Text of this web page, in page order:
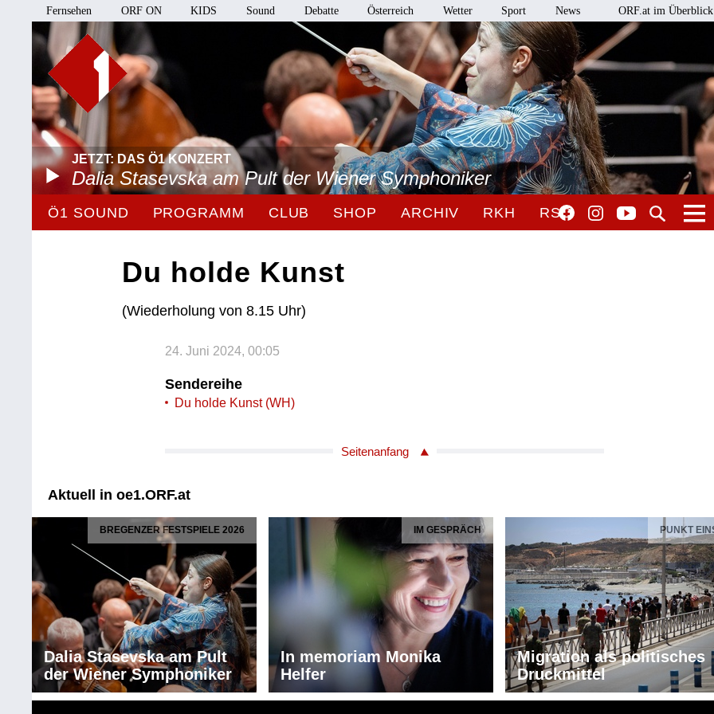
Fernsehen ORF ON KIDS Sound Debatte Österreich Wetter Sport News ORF.at im Überblick
JETZT: DAS Ö1 KONZERT
Dalia Stasevska am Pult der Wiener Symphoniker
Ö1 SOUND PROGRAMM CLUB SHOP ARCHIV RKH RSO
Du holde Kunst
(Wiederholung von 8.15 Uhr)
24. Juni 2024, 00:05
Sendereihe
Du holde Kunst (WH)
Seitenanfang
Aktuell in oe1.ORF.at
BREGENZER FESTSPIELE 2026
Dalia Stasevska am Pult
der Wiener Symphoniker
IM GESPRÄCH
In memoriam Monika
Helfer
PUNKT
Migration als politisches
Druckmittel